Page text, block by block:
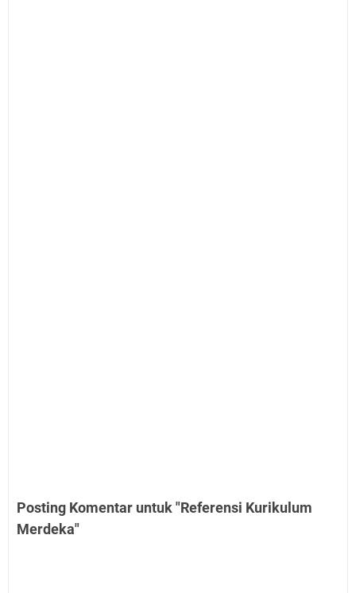
Posting Komentar untuk "Referensi Kurikulum
Merdeka"